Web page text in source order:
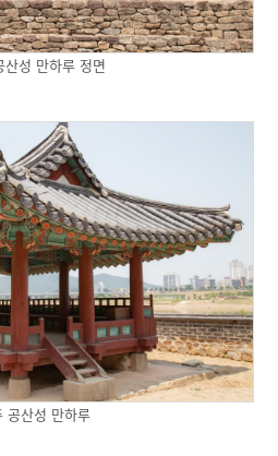
산성 만하루 정면
공산성 만하루